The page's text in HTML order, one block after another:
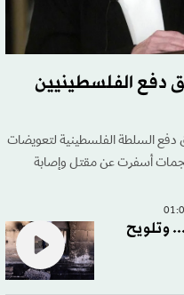
دفع الفلسطينيين
دفع السلطة الفلسطينية لتعويضات
بهجمات أسفرت عن مقتل وإصابة
وتلويح